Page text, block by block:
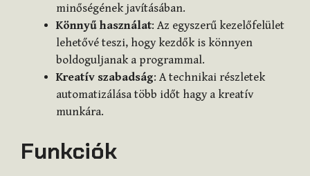
minőségének javításában.
Könnyű használat: Az egyszerű kezelőfelület
lehetővé teszi, hogy kezdők is könnyen
boldoguljanak a programmal.
Kreatív szabadság: A technikai részletek
automatizálása több időt hagy a kreatív
munkára.
Funkciók